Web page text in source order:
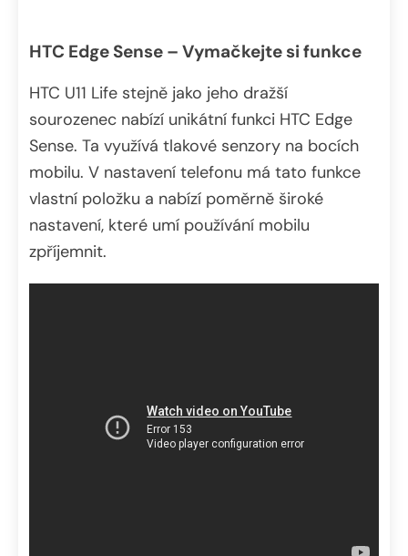
HTC Edge Sense – Vymačkejte si funkce
HTC U11 Life stejně jako jeho dražší
sourozenec nabízí unikátní funkci HTC Edge
Sense. Ta využívá tlakové senzory na bocích
mobilu. V nastavení telefonu má tato funkce
vlastní položku a nabízí poměrně široké
nastavení, které umí používání mobilu
zpříjemnit.